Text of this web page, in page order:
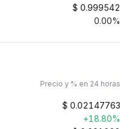
$ 0.999542
0.00%
Precio y % en 24 horas
$ 0.02147763
+18.80%